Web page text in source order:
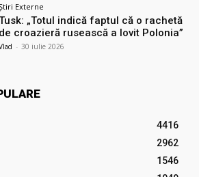
Externe
„Totul indică faptul că o rachetă
de croazieră rusească a lovit Polonia”
- 30 iulie 2026
4416
2962
1546